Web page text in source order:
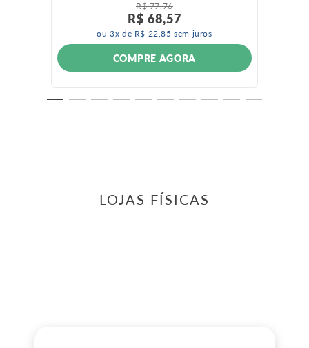
R$ 77,76
R$ 68,57
ou3x de R$ 22,85 sem juros
COMPRE AGORA
LOJAS FÍSICAS